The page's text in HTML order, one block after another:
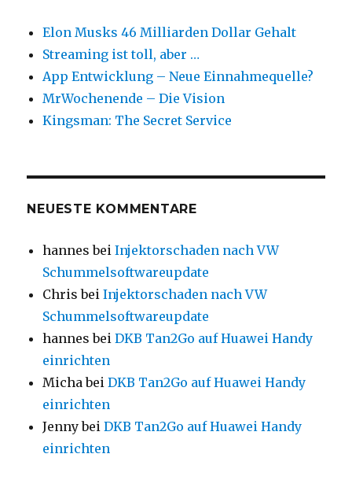
Elon Musks 46 Milliarden Dollar Gehalt
Streaming ist toll, aber …
App Entwicklung – Neue Einnahmequelle?
MrWochenende – Die Vision
Kingsman: The Secret Service
NEUESTE KOMMENTARE
hannes beiInjektorschaden nach VW
Schummelsoftwareupdate
Chris beiInjektorschaden nach VW
Schummelsoftwareupdate
hannes beiDKB Tan2Go auf Huawei Handy
einrichten
MichabeiDKB Tan2Go auf Huawei Handy
einrichten
JennybeiDKB Tan2Go auf Huawei Handy
einrichten